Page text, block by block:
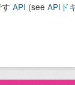
API (see APIド